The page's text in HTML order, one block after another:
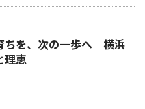
ちを、次の一歩へ 横浜
理恵